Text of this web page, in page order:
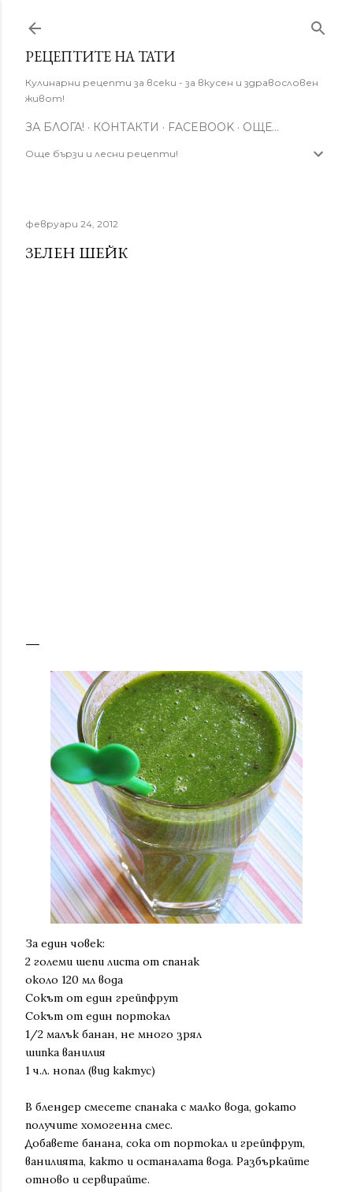
РЕЦЕПТИТЕ НА ТАТИ
Кулинарни рецепти за всеки - за вкусен и здравословен
живот!
ЗА БЛОГА! КОНТАКТИ FACEBOOK ОЩЕ…
Още бързи и лесни рецепти!
февруари 24, 2012
ЗЕЛЕН ШЕЙК
За един човек:
2 големи шепи листа от спанак
около 120 мл вода
Сокът от един грейпфрут
Сокът от един портокал
1/2 малък банан, не много зрял
шипка ванилия
1 ч.л. нопал (вид кактус)
В блендер смесете спанака с малко вода, докато
получите хомогенна смес.
Добавете банана, сока от портокал и грейпфрут,
ванилията, както и останалата вода. Разбъркайте
отново и сервирайте.